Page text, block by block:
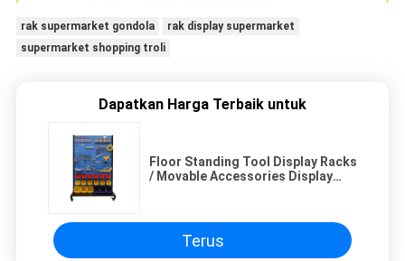
rak supermarket gondola
rak display supermarket
supermarket shopping troli
Dapatkan Harga Terbaik untuk
Floor Standing Tool Display Racks
/ Movable Accessories Display
Terus